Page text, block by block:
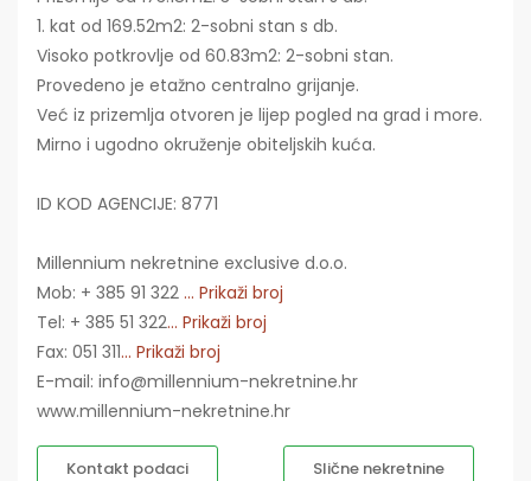
1. kat od 169.52m2: 2-sobni stan s db.
Visoko potkrovlje od 60.83m2: 2-sobni stan.
Provedeno je etažno centralno grijanje.
Već iz prizemlja otvoren je lijep pogled na grad i more.
Mirno i ugodno okruženje obiteljskih kuća.
ID KOD AGENCIJE: 8771
Millennium nekretnine exclusive d.o.o.
Mob: + 385 91 322 ... Prikaži broj
Tel: + 385 51 322... Prikaži broj
Fax: 051 311... Prikaži broj
E-mail: info@millennium-nekretnine.hr
www.millennium-nekretnine.hr
Kontakt podaci Slične nekretnine